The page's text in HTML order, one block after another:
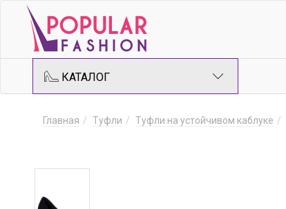
КАТАЛОГ
Главная Туфли Туфли на устойчивом каблуке